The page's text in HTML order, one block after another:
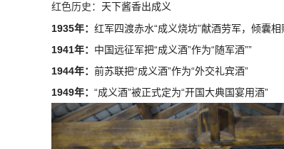
红色历史： 天下酱香出成义
1935年： 红军四渡赤水“成义烧坊”献酒劳军，倾囊
1941年： 中国远征军把“成义酒”作为“随军酒””
1944年： 前苏联把“成义酒”作为“外交礼宾酒”
1949年： “成义酒”被正式定为“开国大典国宴用酒”